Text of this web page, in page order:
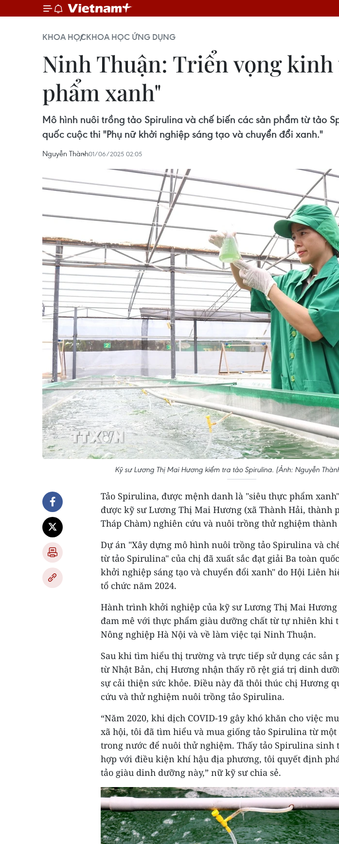
KHOA HỌCKHOA HỌC ỨNG DỤNG
Ninh Thuận: Triển vọng
phẩm xanh"
Mô hình nuôi trồng tảo Spirulina và chế biến các sản phẩm từ tảo
quốc cuộc thi "Phụ nữ khởi nghiệp sáng tạo và chuyển đổi xanh."
Nguyễn Thành01/06/2025 02:05
Kỹ sư Lương Thị Mai Hương kiểm tra tảo Spirulina. (Ảnh: Nguyễn
Tảo Spirulina, được mệnh danh là "siêu thực phẩm
được kỹ sư Lương Thị Mai Hương (xã Thành Hải, thành
Tháp Chàm) nghiên cứu và nuôi trồng thử nghiệm thành
Dự án "Xây dựng mô hình nuôi trồng tảo Spirulina và
từ tảo Spirulina" của chị đã xuất sắc đạt giải Ba toàn
khởi nghiệp sáng tạo và chuyển đổi xanh" do Hội Liên
tổ chức năm 2024.
Hành trình khởi nghiệp của kỹ sư Lương Thị Mai
đam mê với thực phẩm giàu dưỡng chất từ tự nhiên khi
Nông nghiệp Hà Nội và về làm việc tại Ninh Thuận.
Sau khi tìm hiểu thị trường và trực tiếp sử dụng các sản
từ Nhật Bản, chị Hương nhận thấy rõ rệt giá trị dinh
sự cải thiện sức khỏe. Điều này đã thôi thúc chị Hương
cứu và thử nghiệm nuôi trồng tảo Spirulina.
“Năm 2020, khi dịch COVID-19 gây khó khăn cho việc
xã hội, tôi đã tìm hiểu và mua giống tảo Spirulina từ
trong nước để nuôi thử nghiệm. Thấy tảo Spirulina sinh
hợp với điều kiện khí hậu địa phương, tôi quyết định
tảo giàu dinh dưỡng này,” nữ kỹ sư chia sẻ.